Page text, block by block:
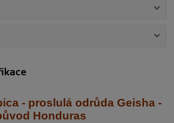
- proslulá odrůda Geisha-
Honduras